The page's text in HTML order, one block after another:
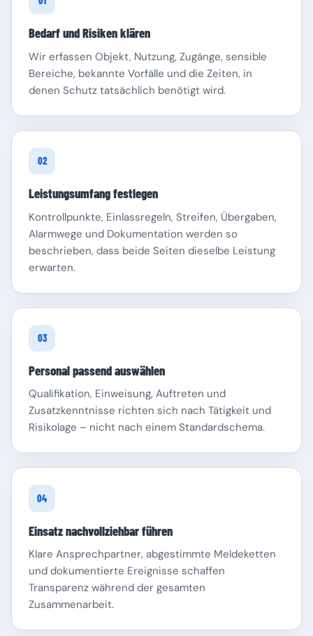
Schleswig-Holstein Thüringen
Bedarf und Risiken klären
Wir erfassen Objekt, Nutzung, Zugänge, sensible
Bereiche, bekannte Vorfälle und die Zeiten, in
denen Schutz tatsächlich benötigt wird.
02
Leistungsumfang festlegen
Kontrollpunkte, Einlassregeln, Streifen, Übergaben,
Alarmwege und Dokumentation werden so
beschrieben, dass beide Seiten dieselbe Leistung
erwarten.
03
Personal passend auswählen
Qualifikation, Einweisung, Auftreten und
Zusatzkenntnisse richten sich nach Tätigkeit und
Risikolage – nicht nach einem Standardschema.
04
Einsatz nachvollziehbar führen
Klare Ansprechpartner, abgestimmte Meldeketten
und dokumentierte Ereignisse schaffen
Transparenz während der gesamten
Zusammenarbeit.